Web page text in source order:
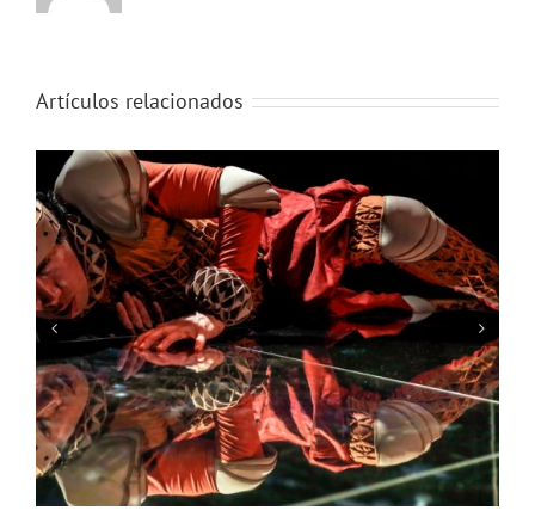
Artículos relacionados
Diplomado de circo y Diplomado de Escenotecnia 2025